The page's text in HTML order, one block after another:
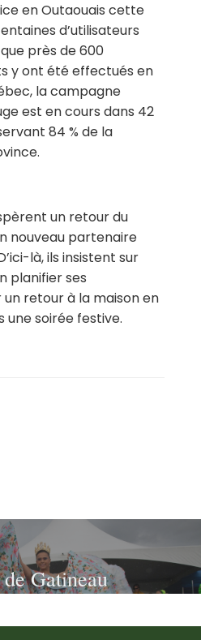
en Outaouais cette
d’utilisateurs
près de 600
y ont été effectués en
la campagne
est en cours dans 42
84 % de la
un retour du
nouveau partenaire
là, ils insistent sur
planifier ses
retour à la maison en
soirée festive.
Gatineau